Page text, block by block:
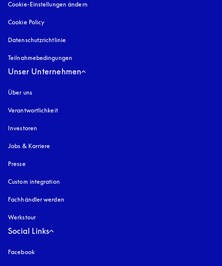
Cookie-Einstellungen ändern
Cookie Policy
Datenschutzrichtlinie
Teilnahmebedingungen
Unser Unternehmen
Über uns
Verantwortlichkeit
Investoren
Jobs & Karriere
Presse
Custom integration
Fachhändler werden
Werkstour
Social Links
Facebook